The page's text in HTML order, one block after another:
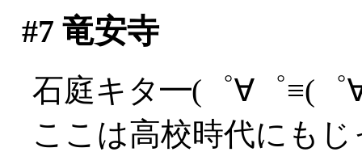
#7 竜安寺
石庭キタ━(゜∀゜≡(
ここは高校時代にも